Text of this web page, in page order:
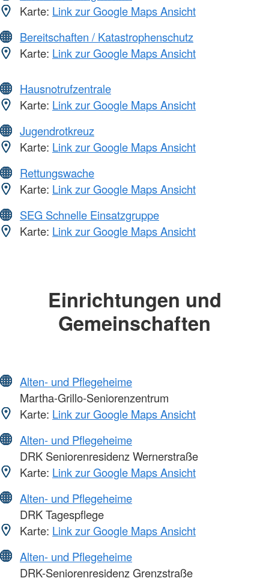
Karte: Link zur Google Maps Ansicht
Bereitschaften / Katastrophenschutz
Karte: Link zur Google Maps Ansicht
Hausnotrufzentrale
Karte: Link zur Google Maps Ansicht
Jugendrotkreuz
Karte: Link zur Google Maps Ansicht
Rettungswache
Karte: Link zur Google Maps Ansicht
SEG Schnelle Einsatzgruppe
Karte: Link zur Google Maps Ansicht
Einrichtungen und
Gemeinschaften
Alten- und Pflegeheime
Martha-Grillo-Seniorenzentrum
Karte: Link zur Google Maps Ansicht
Alten- und Pflegeheime
DRK Seniorenresidenz Wernerstraße
Karte: Link zur Google Maps Ansicht
Alten- und Pflegeheime
DRK Tagespflege
Karte: Link zur Google Maps Ansicht
Alten- und Pflegeheime
DRK-Seniorenresidenz Grenzstraße